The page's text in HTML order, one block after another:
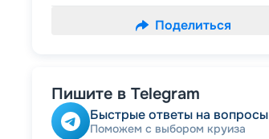
Поделиться
Пишите в Telegram
Быстрые ответы на вопросы
Поможем с выбором круиза